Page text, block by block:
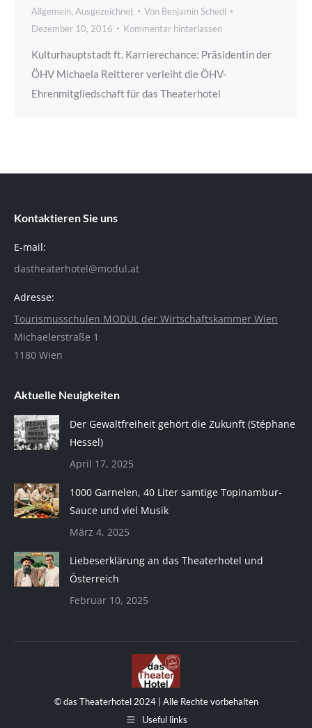
Allgemein, Ausgezeichnet Von Benjamin Schedl
Dezember 10, 2016
Kommentar hinterlassen
Kulturhauptstadt ft. Karrierechance: Präsidentin der
ÖHV Michaela Reitterer verleiht die ÖHV-
Ehrenmitgliedschaft für das Theaterhotel
Kontaktieren Sie uns
E-mail:
dastheaterhotel@modul.at
Adresse:
Tourismusschulen MODUL der Wirtschaftskammer Wien
Michaelerstraße 1
1180 Wien
Aktuelle Neuigkeiten
Der Gewaltfreiheit gehört die Zukunft (Stéphane
Hessel)
April 17, 2025
1000 Garnelen, 40 Liter samtige Topinambur-
Sauce und viel Musik
März 4, 2025
Liebeserklärung an das Theaterhotel und
Österreich
Februar 10, 2025
© das Theaterhotel 2024 | Alle Rechte vorbehalten
Useful links